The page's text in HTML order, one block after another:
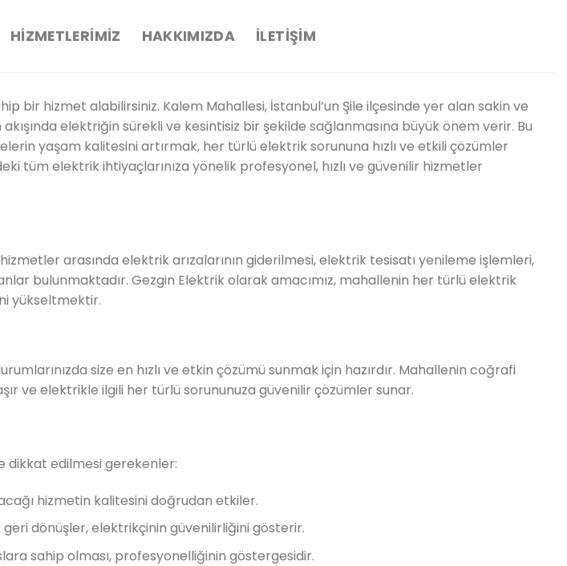
HIZMETLERIMIZ HAKKIMIZDA İLETIŞIM
bir hizmet alabilirsiniz. Kalem Mahallesi, İstanbul’un Şile ilçesinde yer alan sakin ve
elektriğin sürekli ve kesintisiz bir şekilde sağlanmasına büyük önem verir. Bu
yaşam kalitesini artırmak, her türlü elektrik sorununa hızlı ve etkili çözümler
tüm elektrik ihtiyaçlarınıza yönelik profesyonel, hızlı ve güvenilir hizmetler
arasında elektrik arızalarının giderilmesi, elektrik tesisatı yenileme işlemleri,
bulunmaktadır. Gezgin Elektrik olarak amacımız, mahallenin her türlü elektrik
yükseltmektir.
size en hızlı ve etkin çözümü sunmak için hazırdır. Mahallenin coğrafi
ve elektrikle ilgili her türlü sorununuza güvenilir çözümler sunar.
dikkat edilmesi gerekenler:
hizmetin kalitesini doğrudan etkiler.
dönüşler, elektrikçinin güvenilirliğini gösterir.
sahip olması, profesyonelliğinin göstergesidir.